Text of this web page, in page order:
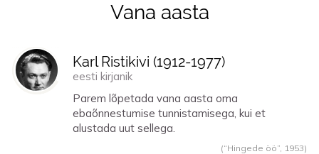
Tsitaadid teemalvana aasta
Vana aasta
Karl Ristikivi (1912-1977)
eesti kirjanik
Parem lõpetada vana aasta oma
ebaõnnestumise tunnistamisega, kui et
alustada uut sellega.
(“Hingede öö”, 1953)